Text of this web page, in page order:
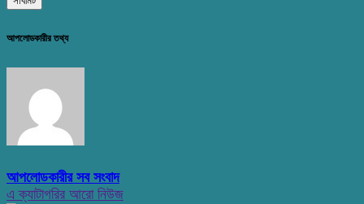
আপলোডকারীর তথ্য
আপলোডকারীর সব সংবাদ
এ ক্যাটাগরির আরো নিউজ